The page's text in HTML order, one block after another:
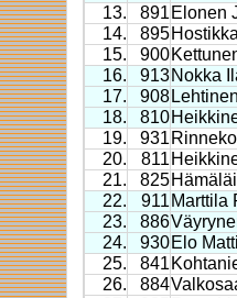
13.
891 Elonen
14.
895
15.
900
16.
913 Nokka
17.
908
18.
810
19.
931
20.
811
21.
825
22.
911 Marttila
23.
886
24.
930 Elo Matti
25.
841
26.
884